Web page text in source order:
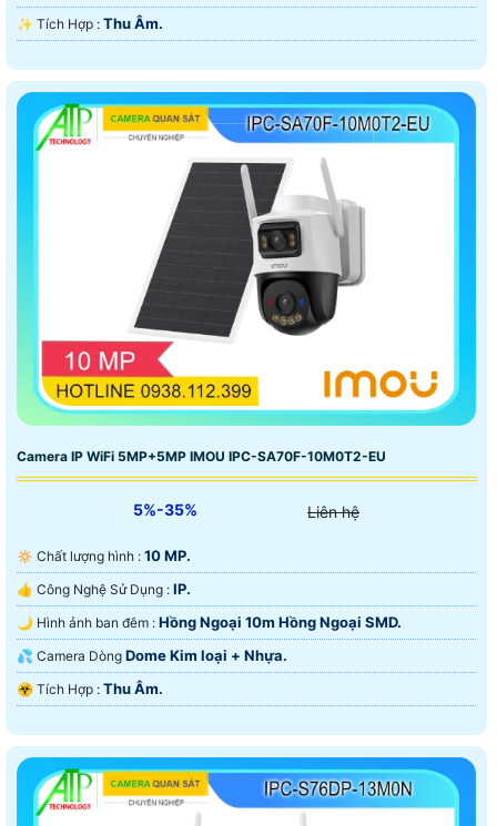
chính vì vây thời gian gần đây rất nhiều khách hàng ưa
chuộn sản phẩm camer wifi imou cho những công trình
camera wifi.
️✨ Tích Hợp : Thu Âm.
Camera IP WiFi 5MP+5MP IMOU IPC-SA70F-10M0T2-EU
5%-35% Liên hệ
🔅 Chất lượng hình : 10 MP.
👍 Công Nghệ Sử Dụng : IP.
🌙 Hình ảnh ban đêm : Hồng Ngoại 10m Hồng Ngoại SMD.
💦 Camera Dòng Dome Kim loại + Nhựa.
️☣️ Tích Hợp : Thu Âm.